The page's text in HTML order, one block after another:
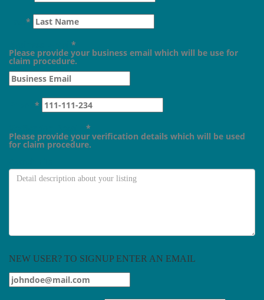
*
*
Please provide your business email which will be use for
claim procedure.
*
*
Please provide your verification details which will be used
for claim procedure.
NEW USER? TO SIGNUP ENTER AN EMAIL